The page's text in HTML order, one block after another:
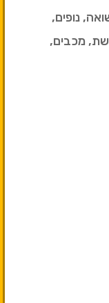
נופים,
מכבים,